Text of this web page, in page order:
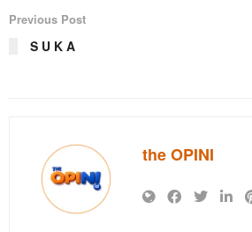
Previous Post
S U K A
the OPINI